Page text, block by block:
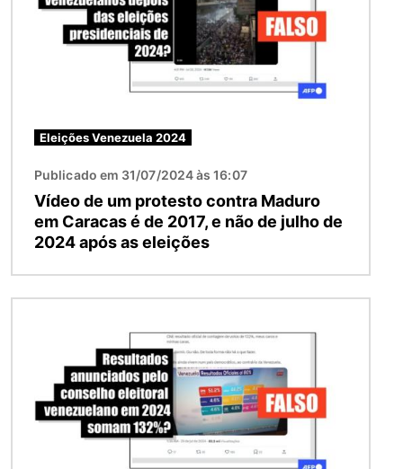
Eleições Venezuela 2024
Publicado em 31/07/2024 às 16:07
Vídeo de um protesto contra Maduro
em Caracas é de 2017, e não de julho de
2024 após as eleições